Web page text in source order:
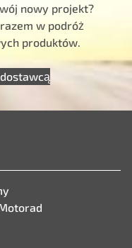
nowy projekt?
w podróż
produktów.